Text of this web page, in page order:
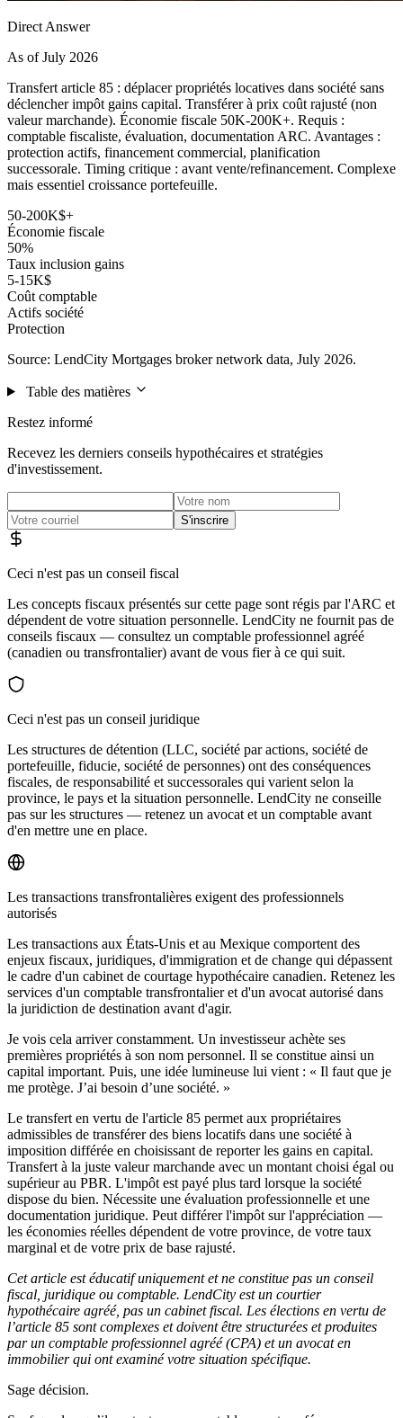
Direct Answer
As of July 2026
Transfert article 85 : déplacer propriétés locatives dans société sans
déclencher impôt gains capital. Transférer à prix coût rajusté (non
valeur marchande). Économie fiscale 50K-200K+. Requis :
comptable fiscaliste, évaluation, documentation ARC. Avantages :
protection actifs, financement commercial, planification
successorale. Timing critique : avant vente/refinancement. Complexe
mais essentiel croissance portefeuille.
50-200K$+
Économie fiscale
50%
Taux inclusion gains
5-15K$
Coût comptable
Actifs société
Protection
Source: LendCity Mortgages broker network data, July 2026.
Table des matières
Restez informé
Recevez les derniers conseils hypothécaires et stratégies
d'investissement.
S'inscrire
Ceci n'est pas un conseil fiscal
Les concepts fiscaux présentés sur cette page sont régis par l'ARC et
dépendent de votre situation personnelle. LendCity ne fournit pas de
conseils fiscaux — consultez un comptable professionnel agréé
(canadien ou transfrontalier) avant de vous fier à ce qui suit.
Ceci n'est pas un conseil juridique
Les structures de détention (LLC, société par actions, société de
portefeuille, fiducie, société de personnes) ont des conséquences
fiscales, de responsabilité et successorales qui varient selon la
province, le pays et la situation personnelle. LendCity ne conseille
pas sur les structures — retenez un avocat et un comptable avant
d'en mettre une en place.
Les transactions transfrontalières exigent des professionnels
autorisés
Les transactions aux États-Unis et au Mexique comportent des
enjeux fiscaux, juridiques, d'immigration et de change qui dépassent
le cadre d'un cabinet de courtage hypothécaire canadien. Retenez les
services d'un comptable transfrontalier et d'un avocat autorisé dans
la juridiction de destination avant d'agir.
Je vois cela arriver constamment. Un investisseur achète ses
premières propriétés à son nom personnel. Il se constitue ainsi un
capital important. Puis, une idée lumineuse lui vient : « Il faut que je
me protège. J’ai besoin d’une société. »
Le transfert en vertu de l'article 85 permet aux propriétaires
admissibles de transférer des biens locatifs dans une société à
imposition différée en choisissant de reporter les gains en capital.
Transfert à la juste valeur marchande avec un montant choisi égal ou
supérieur au PBR. L'impôt est payé plus tard lorsque la société
dispose du bien. Nécessite une évaluation professionnelle et une
documentation juridique. Peut différer l'impôt sur l'appréciation —
les économies réelles dépendent de votre province, de votre taux
marginal et de votre prix de base rajusté.
Cet article est éducatif uniquement et ne constitue pas un conseil
fiscal, juridique ou comptable. LendCity est un courtier
hypothécaire agréé, pas un cabinet fiscal. Les élections en vertu de
l’article 85 sont complexes et doivent être structurées et produites
par un comptable professionnel agréé (CPA) et un avocat en
immobilier qui ont examiné votre situation spécifique.
Sage décision.